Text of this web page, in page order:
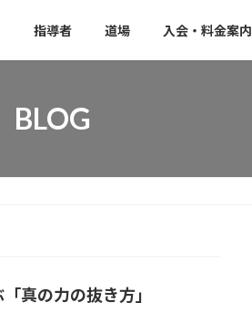
指導者 道場 入会・料金案内
BLOG
真の力の抜き方」